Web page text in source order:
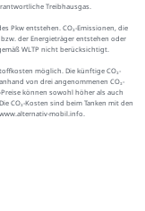
Treibhausgas.
Pkw entstehen. CO₂-Emissionen, die
der Energieträger entstehen oder
WLTP nicht berücksichtigt.
möglich. Die künftige CO₂-
von drei angenommenen CO₂-
können sowohl höher als auch
CO₂-Kosten sind beim Tanken mit den
mobil.info.